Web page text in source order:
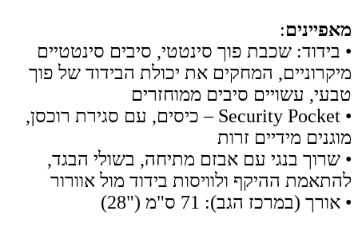
מאפיינים:
• בידוד: שכבת פוך סינטטי, סיבים סינטטיים
מיקרוניים, המחקים את יכולת הבידוד של פוך
טבעי, עשויים סיבים ממוחזרים
• Security Pocket – כיסים, עם סגירת רוכסן,
מוגנים מידיים זרות
• שרוך בנגי עם אבזם מתיחה, בשולי הבגד,
להתאמת ההיקף ולוויסות בידוד מול אוורור
• אורך (במרכז הגב): 71 ס"מ ("28)